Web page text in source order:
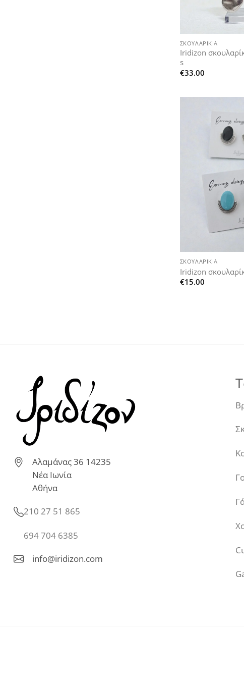
ΣΚΟΥΛΑΡΊΚΙΑ
Iridizon
s
€33.00
ΣΚΟΥΛΑΡΊΚΙΑ
Iridizon
€15.00
Αλαμάνας 36 14235
Νέα Ιωνία
Αθήνα
210 27 51 865
694 704 6385
info@iridizon.com